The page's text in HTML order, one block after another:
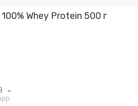
Whey Protein 500 г